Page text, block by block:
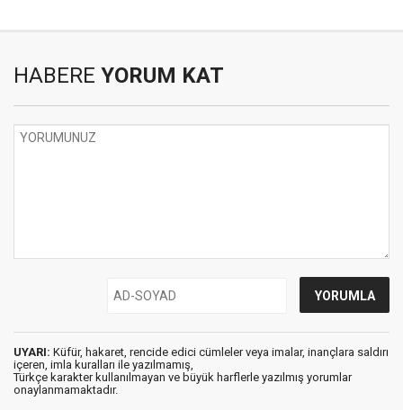
HABERE YORUM KAT
UYARI: Küfür, hakaret, rencide edici cümleler veya imalar, inançlara saldırı
içeren, imla kuralları ile yazılmamış,
Türkçe karakter kullanılmayan ve büyük harflerle yazılmış yorumlar
onaylanmamaktadır.